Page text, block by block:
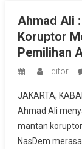
Ahmad Ali
Koruptor
Pemilihan
Editor
JAKARTA,
Ahmad Ali
mantan
NasDem